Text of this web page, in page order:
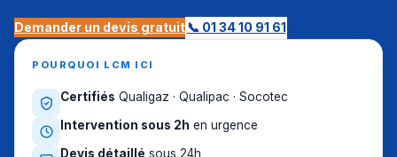
Demander un devis gratuit📞 01 34 10 91 61
POURQUOI LCM ICI
Certifiés Qualigaz · Qualipac · Socotec
Intervention sous 2h en urgence
Devis détaillé sous 24h